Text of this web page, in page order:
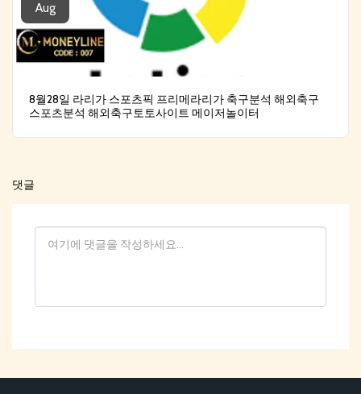
Aug
8월28일 라리가 스포츠픽 프리메라리가 축구분석 해외축구
스포츠분석 해외축구토토사이트 메이저놀이터
댓글